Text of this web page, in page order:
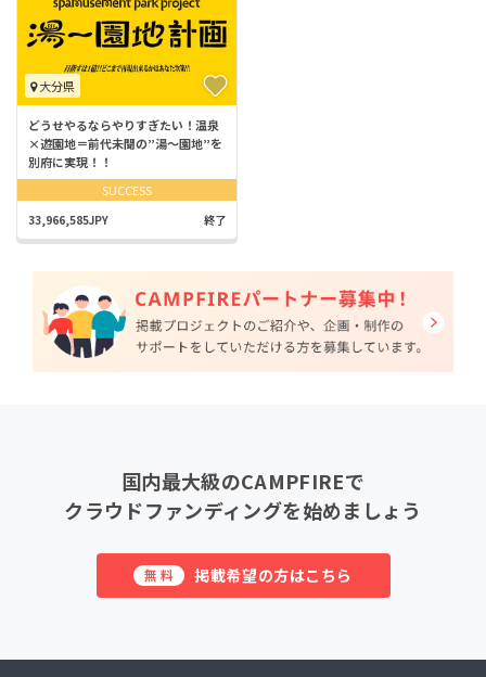
大分県
どうせやるならやりすぎたい！温泉
×遊園地＝前代未聞の”湯～園地”を
別府に実現！！
SUCCESS
33,966,585JPY 終了
国内最大級のCAMPFIREで
クラウドファンディングを始めましょう
無料 掲載希望の方はこちら